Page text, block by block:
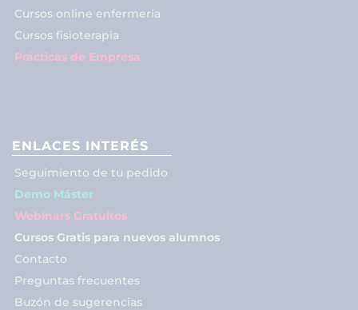
Cursos online enfermería
Cursos fisioterapia
Prácticas de Empresa
ENLACES INTERÉS
Seguimiento de tu pedido
Demo Máster
Webinars Gratuitos
Cursos Gratis para nuevos alumnos
Contacto
Preguntas frecuentes
Buzón de sugerencias